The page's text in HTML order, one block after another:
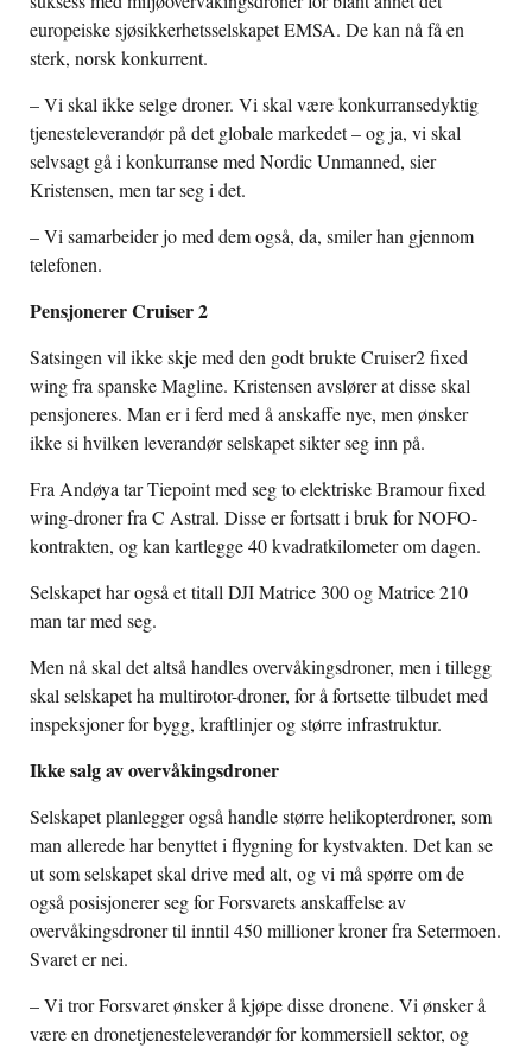
europeiske sjøsikkerhetsselskapet EMSA. De kan nå få en
sterk, norsk konkurrent.
– Vi skal ikke selge droner. Vi skal være konkurransedyktig
tjenesteleverandør på det globale markedet – og ja, vi skal
selvsagt gå i konkurranse med Nordic Unmanned, sier
Kristensen, men tar seg i det.
– Vi samarbeider jo med dem også, da, smiler han gjennom
telefonen.
Pensjonerer Cruiser 2
Satsingen vil ikke skje med den godt brukte Cruiser2 fixed
wing fra spanske Magline. Kristensen avslører at disse skal
pensjoneres. Man er i ferd med å anskaffe nye, men ønsker
ikke si hvilken leverandør selskapet sikter seg inn på.
Fra Andøya tar Tiepoint med seg to elektriske Bramour fixed
wing-droner fra C Astral. Disse er fortsatt i bruk for NOFO-
kontrakten, og kan kartlegge 40 kvadratkilometer om dagen.
Selskapet har også et titall DJI Matrice 300 og Matrice 210
man tar med seg.
Men nå skal det altså handles overvåkingsdroner, men i tillegg
skal selskapet ha multirotor-droner, for å fortsette tilbudet med
inspeksjoner for bygg, kraftlinjer og større infrastruktur.
Ikke salg av overvåkingsdroner
Selskapet planlegger også handle større helikopterdroner, som
man allerede har benyttet i flygning for kystvakten. Det kan se
ut som selskapet skal drive med alt, og vi må spørre om de
også posisjonerer seg for Forsvarets anskaffelse av
overvåkingsdroner til inntil 450 millioner kroner fra Setermoen.
Svaret er nei.
– Vi tror Forsvaret ønsker å kjøpe disse dronene. Vi ønsker å
være en dronetjenesteleverandør for kommersiell sektor, og